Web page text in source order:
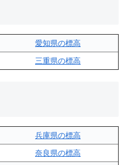
愛知県の標高
三重県の標高
兵庫県の標高
奈良県の標高